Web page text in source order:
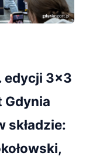
edycji 3x3
Gdynia
składzie: